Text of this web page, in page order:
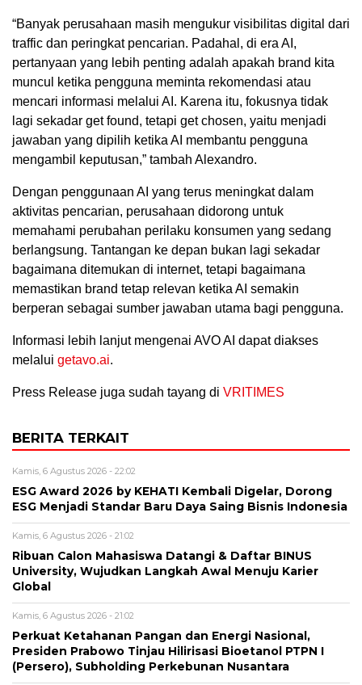
“Banyak perusahaan masih mengukur visibilitas digital dari
traffic dan peringkat pencarian. Padahal, di era AI,
pertanyaan yang lebih penting adalah apakah brand kita
muncul ketika pengguna meminta rekomendasi atau
mencari informasi melalui AI. Karena itu, fokusnya tidak
lagi sekadar get found, tetapi get chosen, yaitu menjadi
jawaban yang dipilih ketika AI membantu pengguna
mengambil keputusan,” tambah Alexandro.
Dengan penggunaan AI yang terus meningkat dalam
aktivitas pencarian, perusahaan didorong untuk
memahami perubahan perilaku konsumen yang sedang
berlangsung. Tantangan ke depan bukan lagi sekadar
bagaimana ditemukan di internet, tetapi bagaimana
memastikan brand tetap relevan ketika AI semakin
berperan sebagai sumber jawaban utama bagi pengguna.
Informasi lebih lanjut mengenai AVO AI dapat diakses
melalui getavo.ai.
Press Release juga sudah tayang di VRITIMES
BERITA TERKAIT
Kamis, 6 Agustus 2026 - 22:02
ESG Award 2026 by KEHATI Kembali Digelar, Dorong
ESG Menjadi Standar Baru Daya Saing Bisnis Indonesia
Kamis, 6 Agustus 2026 - 21:02
Ribuan Calon Mahasiswa Datangi & Daftar BINUS
University, Wujudkan Langkah Awal Menuju Karier
Global
Kamis, 6 Agustus 2026 - 21:02
Perkuat Ketahanan Pangan dan Energi Nasional,
Presiden Prabowo Tinjau Hilirisasi Bioetanol PTPN I
(Persero), Subholding Perkebunan Nusantara